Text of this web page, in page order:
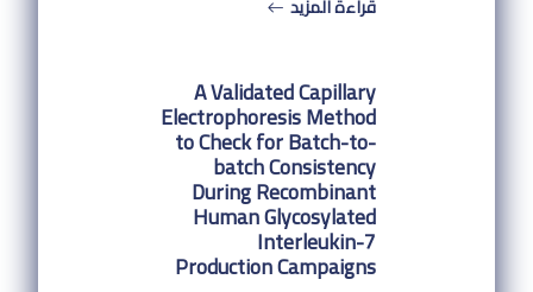
قراءة المزيد
A Validated Capillary
Electrophoresis Method
to Check for Batch-to-
batch Consistency
During Recombinant
Human Glycosylated
Interleukin-7
Production Campaigns